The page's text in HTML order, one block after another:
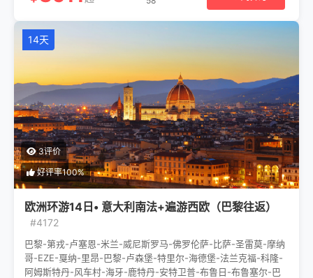
14天
3评价
好评率100%
欧洲环游14日• 意大利南法+遍游西欧（巴黎往返）
#4172
巴黎-第戎-卢塞恩-米兰-威尼斯罗马-佛罗伦萨-比萨-圣雷莫-摩纳
哥-EZE-戛纳-里昂-巴黎-卢森堡-特里尔-海德堡-法兰克福-科隆-
阿姆斯特丹-风车村-海牙-鹿特丹-安特卫普-布鲁日-布鲁塞尔-巴